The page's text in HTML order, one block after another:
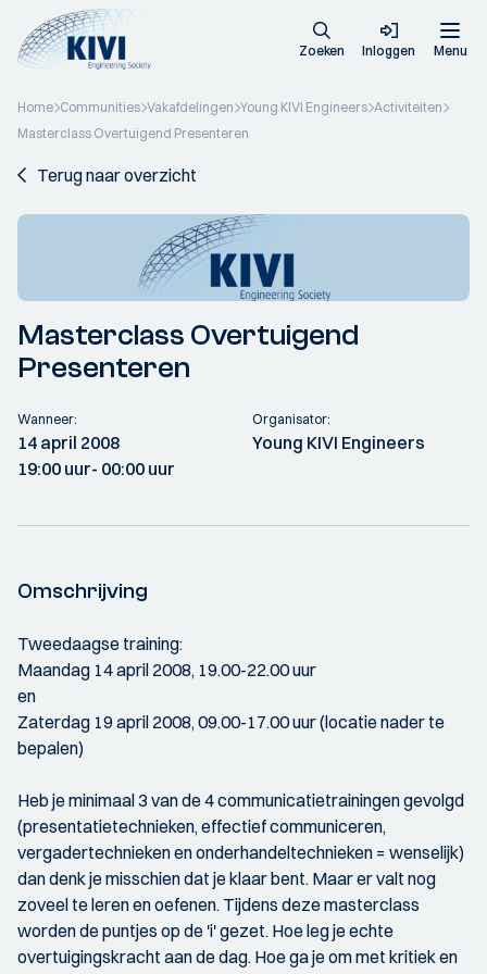
Zoeken Inloggen Menu
Home Communities Vakafdelingen Young KIVI Engineers Activiteiten
Masterclass Overtuigend Presenteren
Terug naar overzicht
Masterclass Overtuigend
Presenteren
Wanneer:
14 april 2008
19:00 uur- 00:00 uur
Organisator:
Young KIVI Engineers
Omschrijving
Tweedaagse training:
Maandag 14 april 2008, 19.00-22.00 uur
en
Zaterdag 19 april 2008, 09.00-17.00 uur (locatie nader te
bepalen)
Heb je minimaal 3 van de 4 communicatietrainingen gevolgd
(presentatietechnieken, effectief communiceren,
vergadertechnieken en onderhandeltechnieken = wenselijk)
dan denk je misschien dat je klaar bent. Maar er valt nog
zoveel te leren en oefenen. Tijdens deze masterclass
worden de puntjes op de 'i' gezet. Hoe leg je echte
overtuigingskracht aan de dag. Hoe ga je om met kritiek en